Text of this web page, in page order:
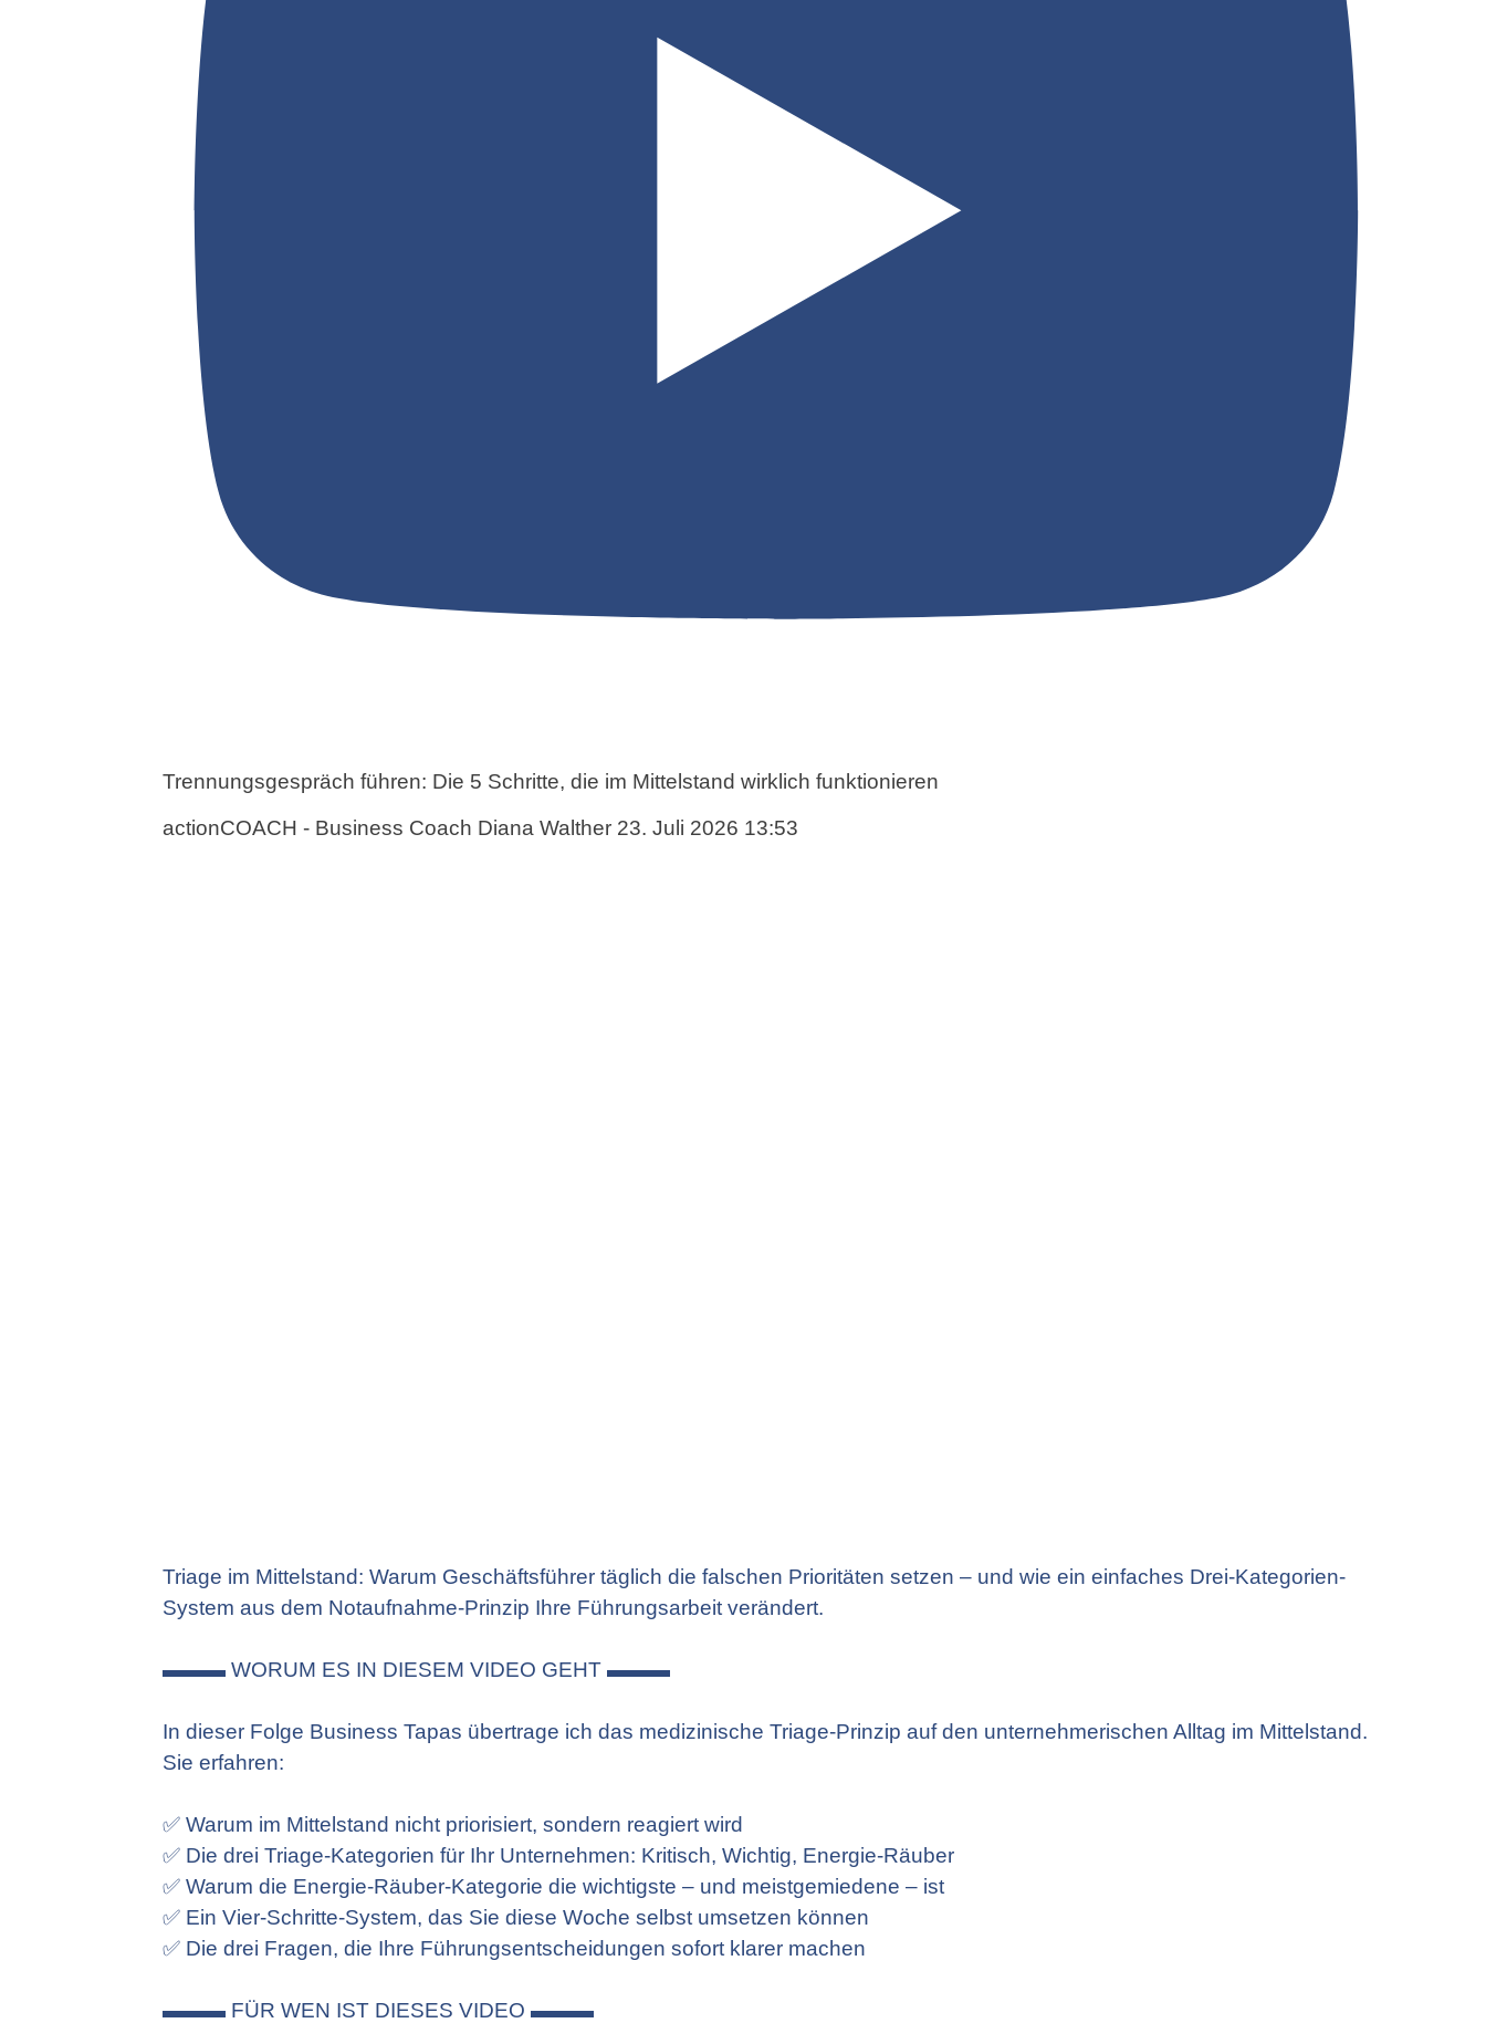
Trennungsgespräch führen: Die 5 Schritte, die im Mittelstand wirklich funktionieren
actionCOACH - Business Coach Diana Walther 23. Juli 2026 13:53
Triage im Mittelstand: Warum Geschäftsführer täglich die falschen Prioritäten setzen – und wie ein einfaches Drei-Kategorien-
System aus dem Notaufnahme-Prinzip Ihre Führungsarbeit verändert.
▬▬▬ WORUM ES IN DIESEM VIDEO GEHT ▬▬▬
In dieser Folge Business Tapas übertrage ich das medizinische Triage-Prinzip auf den unternehmerischen Alltag im Mittelstand.
Sie erfahren:
✅ Warum im Mittelstand nicht priorisiert, sondern reagiert wird
✅ Die drei Triage-Kategorien für Ihr Unternehmen: Kritisch, Wichtig, Energie-Räuber
✅ Warum die Energie-Räuber-Kategorie die wichtigste – und meistgemiedene – ist
✅ Ein Vier-Schritte-System, das Sie diese Woche selbst umsetzen können
✅ Die drei Fragen, die Ihre Führungsentscheidungen sofort klarer machen
▬▬▬ FÜR WEN IST DIESES VIDEO ▬▬▬